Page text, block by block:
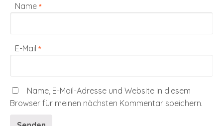
Name *
E-Mail *
Name, E-Mail-Adresse und Website in diesem
Browser für meinen nächsten Kommentar speichern.